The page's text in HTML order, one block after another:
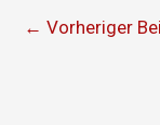
← Vorheriger